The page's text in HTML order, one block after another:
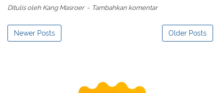
Ditulis oleh Kang Masroer Tambahkan komentar
Newer Posts Older Posts